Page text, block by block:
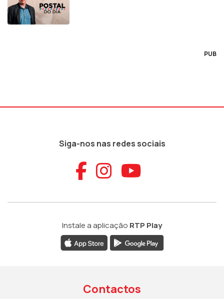
PUB
Siga-nos nas redes sociais
Aceder ao
Aceder ao
Aceder
Instale a aplicação RTP Play
Contactos